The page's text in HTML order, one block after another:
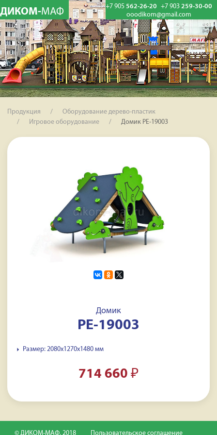
ДИКОМ-МАФ +7 905 562-26-20 +7 903 259-30-00
ooodikom@gmail.com
Продукция
Оборудование дерево-пластик
Игровое оборудование
Домик PE-19003
Домик
PE-19003
Размер: 2080x1270x1480 мм
714 660 ₽
© ДИКОМ-МАФ, 2018 Пользовательское соглашение